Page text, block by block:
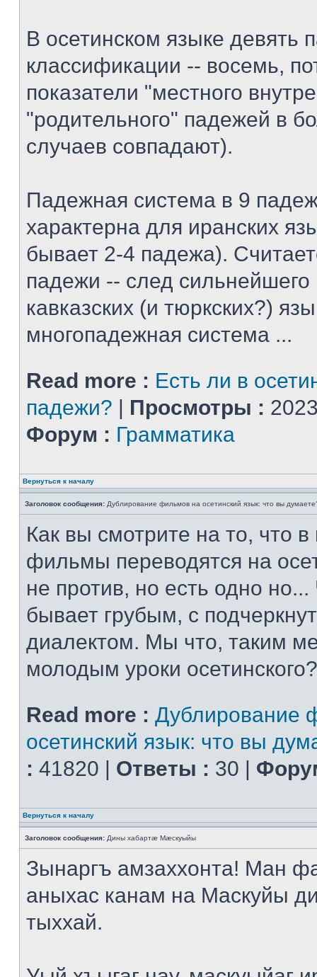
В осетинском языке девять
классификации -- восемь,
показатели "местного
"родительного" падежей в
случаев совпадают).
Падежная система в 9
характерна для иранских
бывает 2-4 падежа).
падежи -- след сильнейшего
кавказских (и тюркских?)
многопадежная система ...
Read more : Есть ли в
падежи? | Просмотры :
Форум : Грамматика
Вернуться к началу
Заголовок сообщения: Дублирование фильмов на осетинский язык: что вы
Как вы смотрите на то, что
фильмы переводятся на
не против, но есть одно
бывает грубым, с
диалектом. Мы что, таким
молодым уроки
Read more : Дублирование
осетинский язык: что вы
: 41820 | Ответы : 30 |
Вернуться к началу
Заголовок сообщения: Дины хабартæ Мæскуыйы
Зынаргъ амзаххонта! Ман
аныхас канам на Маскуйы
тыххай.